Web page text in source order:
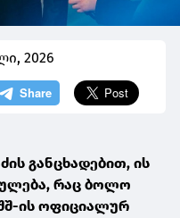
2026
განცხადებით, ის
რაც ბოლო
ის ოფიციალურ